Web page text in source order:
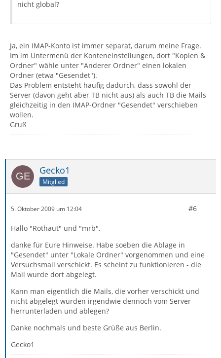
nicht global?
Ja, ein IMAP-Konto ist immer separat, darum meine Frage.
Im im Untermenü der Konteneinstellungen, dort "Kopien &
Ordner" wähle unter "Anderer Ordner" einen lokalen
Ordner (etwa "Gesendet").
Das Problem entsteht häufig dadurch, dass sowohl der
Server (davon geht aber TB nicht aus) als auch TB die Mails
gleichzeitig in den IMAP-Ordner "Gesendet" verschieben
wollen.
Gruß
Gecko1
Mitglied
5. Oktober 2009 um 12:04 #6
Hallo "Rothaut" und "mrb",
danke für Eure Hinweise. Habe soeben die Ablage in
"Gesendet" unter "Lokale Ordner" vorgenommen und eine
Versuchsmail verschickt. Es scheint zu funktionieren - die
Mail wurde dort abgelegt.
Kann man eigentlich die Mails, die vorher verschickt und
nicht abgelegt wurden irgendwie dennoch vom Server
herrunterladen und ablegen?
Danke nochmals und beste Grüße aus Berlin.
Gecko1